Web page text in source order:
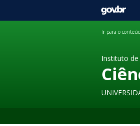
GOVBR
Ir para o
Instituto de